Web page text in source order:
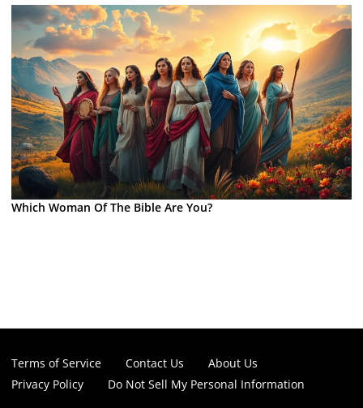
Which Woman Of The Bible Are You?
Terms of Service Contact Us
About Us
Privacy Policy
Do Not Sell My Personal Information